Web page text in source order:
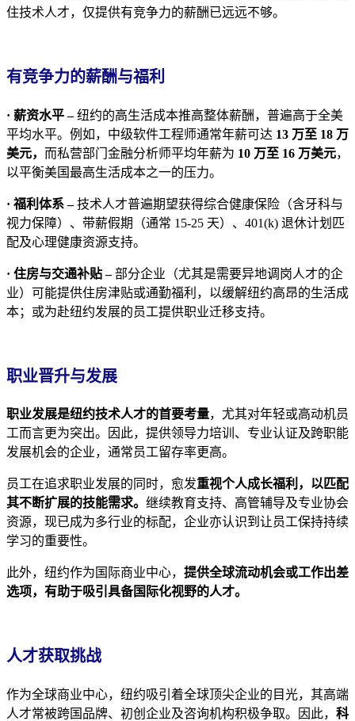
住技术人才，仅提供有竞争力的薪酬已远远不够。
有竞争力的薪酬与福利
· 薪资水平 –纽约的高生活成本推高整体薪酬，普遍高于全美
平均水平。例如，中级软件工程师通常年薪可达 13 万至 18 万
美元， 而私营部门金融分析师平均年薪为 10 万至 16 万美元，
以平衡美国最高生活成本之一的压力。
· 福利体系 –技术人才普遍期望获得综合健康保险（含牙科与
视力保障）、带薪假期（通常 15-25 天）、401(k) 退休计划匹
配及心理健康资源支持。
· 住房与交通补贴 –部分企业（尤其是需要异地调岗人才的企
业）可能提供住房津贴或通勤福利，以缓解纽约高昂的生活成
本；或为赴纽约发展的员工提供职业迁移支持。
职业晋升与发展
职业发展是纽约技术人才的首要考量，尤其对年轻或高动机员
工而言更为突出。因此，提供领导力培训、专业认证及跨职能
发展机会的企业，通常员工留存率更高。
员工在追求职业发展的同时，愈发重视个人成长福利，以匹配
其不断扩展的技能需求。 继续教育支持、高管辅导及专业协会
资源，现已成为多行业的标配，企业亦认识到让员工保持持续
学习的重要性。
此外，纽约作为国际商业中心， 提供全球流动机会或工作出差
选项，有助于吸引具备国际化视野的人才。
人才获取挑战
作为全球商业中心，纽约吸引着全球顶尖企业的目光，其高端
人才常被跨国品牌、初创企业及咨询机构积极争取。因此， 科